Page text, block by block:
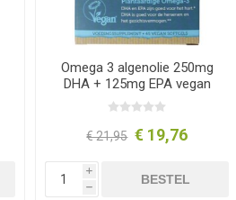
Omega 3 algenolie 250mg
DHA + 125mg EPA vegan
€ 21,95 € 19,76
i
h
BESTEL